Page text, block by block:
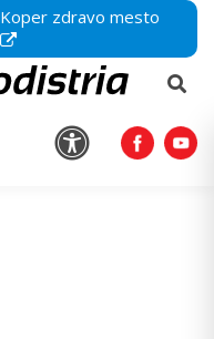
Koper zdravo mesto